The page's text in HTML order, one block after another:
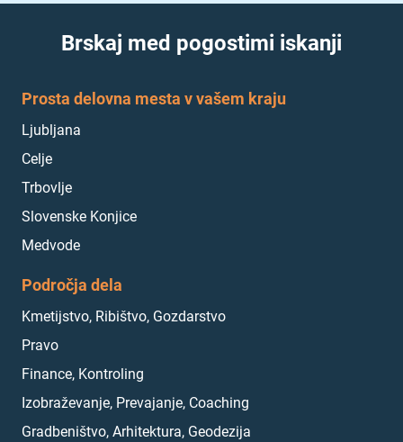
Brskaj med pogostimi iskanji
Prosta delovna mesta v vašem kraju
Ljubljana
Celje
Trbovlje
Slovenske Konjice
Medvode
Področja dela
Kmetijstvo, Ribištvo, Gozdarstvo
Pravo
Finance, Kontroling
Izobraževanje, Prevajanje, Coaching
Gradbeništvo, Arhitektura, Geodezija